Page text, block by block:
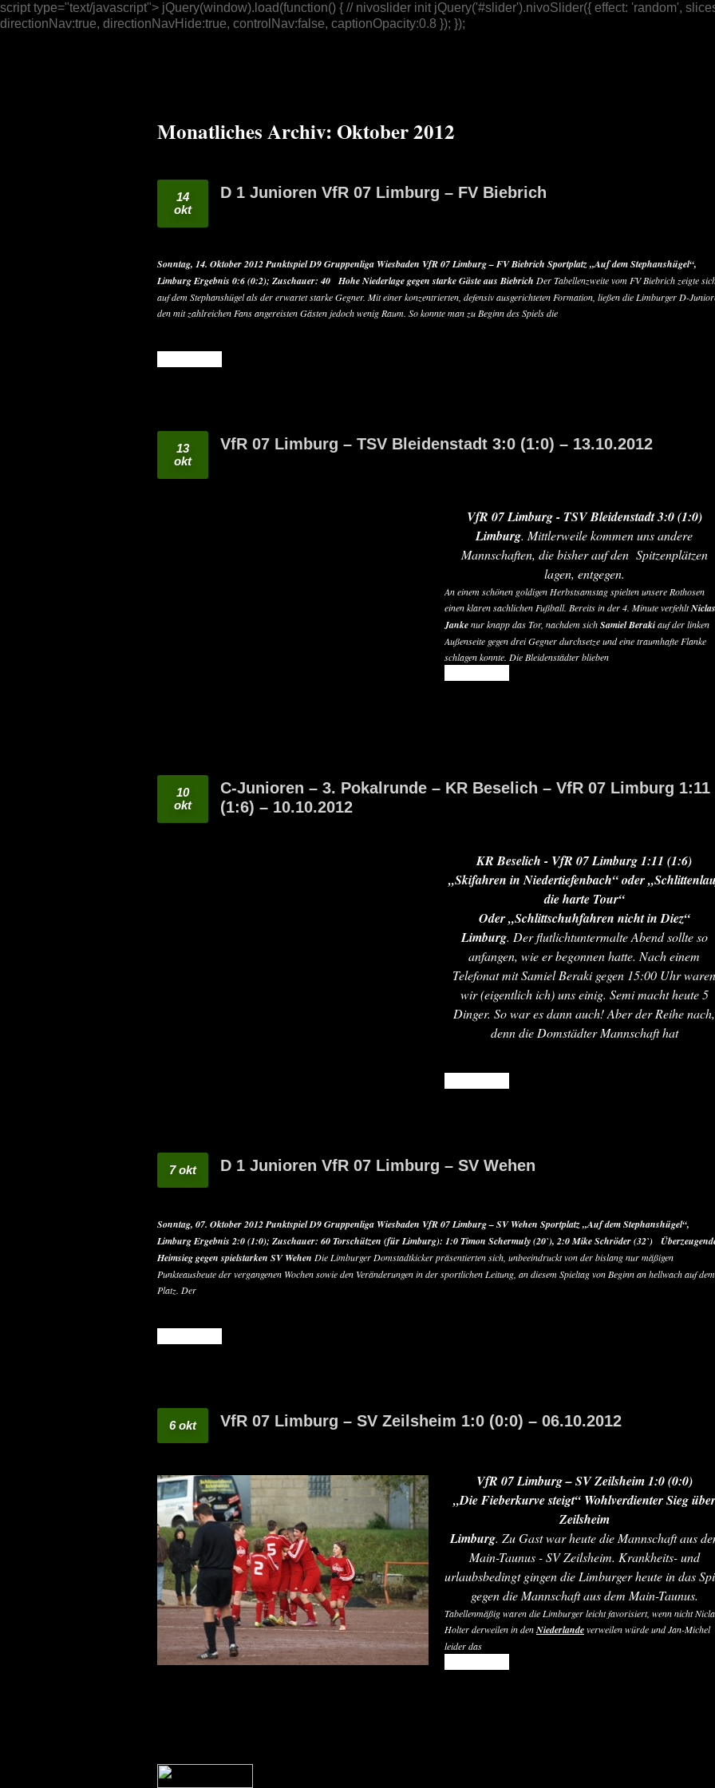
script type="text/javascript"> jQuery(window).load(function() { // nivoslider init jQuery('#slider').nivoSlider({ effect: 'random',
directionNav:true, directionNavHide:true, controlNav:false, captionOpacity:0.8 }); });
Monatliches Archiv:Oktober 2012
14
okt
D 1 Junioren VfR 07 Limburg – FV Biebrich
Sonntag, 14. Oktober 2012Punktspiel D9 Gruppenliga Wiesbaden VfR 07 Limburg – FV Biebrich Sportplatz „Auf dem Stephanshügel“,
LimburgErgebnis 0:6 (0:2); Zuschauer: 40 Hohe Niederlage gegen starke Gäste aus Biebrich Der Tabellenzweite vom FV Biebrich zeigte
auf dem Stephanshügel als der erwartet starke Gegner. Mit einer konzentrierten, defensiv ausgerichteten Formation, ließen die Limburger D-
den mit zahlreichen Fans angereisten Gästen jedoch wenig Raum. So konnte man zu Beginn des Spiels die
13
okt
VfR 07 Limburg – TSV Bleidenstadt 3:0 (1:0) – 13.10.2012
VfR 07 Limburg - TSV Bleidenstadt 3:0 (1:0)
Limburg. Mittlerweile kommen uns andere
Mannschaften, die bisher auf den Spitzenplätzen
lagen, entgegen.
An einem schönen goldigen Herbstsamstag spielten unsere Rothosen
einen klaren sachlichen Fußball. Bereits in der 4. Minute verfehltNiclas
Jankenur knapp das Tor, nachdem sichSamiel Berakiauf der linken
Außenseite gegen drei Gegner durchsetze und eine traumhafte Flanke
schlagen konnte. Die Bleidenstädter blieben
10
okt
C-Junioren – 3. Pokalrunde – KR Beselich – VfR 07 Limburg 1:11
(1:6) – 10.10.2012
KR Beselich - VfR 07 Limburg 1:11 (1:6)
„Skifahren in Niedertiefenbach“ oder
die harte Tour“
Oder „Schlittschuhfahren nicht in Diez“
Limburg. Der flutlichtuntermalte Abend sollte so
anfangen, wie er begonnen hatte. Nach einem
Telefonat mit Samiel Beraki gegen 15:00 Uhr waren
wir (eigentlich ich) uns einig. Semi macht heute 5
Dinger. So war es dann auch! Aber der Reihe nach,
denn die Domstädter Mannschaft hat
7 okt D 1 Junioren VfR 07 Limburg – SV Wehen
Sonntag, 07. Oktober 2012Punktspiel D9 Gruppenliga Wiesbaden VfR 07 Limburg – SV Wehen Sportplatz „Auf dem Stephanshügel“,
LimburgErgebnis 2:0 (1:0); Zuschauer: 60Torschützen (für Limburg): 1:0 Timon Schermuly (20`), 2:0 Mike Schröder (32`)
Heimsieg gegen spielstarken SV Wehen Die Limburger Domstadtkicker präsentierten sich, unbeeindruckt von der bislang nur mäßigen
Punkteausbeute der vergangenen Wochen sowie den Veränderungen in der sportlichen Leitung, an diesem Spieltag von Beginn an hellwach auf dem
Platz. Der
6 okt VfR 07 Limburg – SV Zeilsheim 1:0 (0:0) – 06.10.2012
VfR 07 Limburg – SV Zeilsheim 1:0 (0:0)
„Die Fieberkurve steigt“ Wohlverdienter Sieg über
Zeilsheim
Limburg. Zu Gast war heute die Mannschaft aus
Main-Taunus - SV Zeilsheim. Krankheits- und
urlaubsbedingt gingen die Limburger heute in das
gegen die Mannschaft aus dem Main-Taunus.
Tabellenmäßig waren die Limburger leicht favorisiert, wenn nicht
Holter derweilen in denNiederlandeverweilen würde und Jan-Michel
leider das